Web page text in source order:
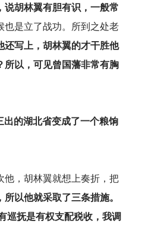
说胡林翼有胆有识，一般常
也是立了战功。所到之处老
还写上，胡林翼的才干胜他
所以，可见曾国藩非常有胸
的湖北省变成了一个粮饷
他，胡林翼就想上奏折，把
以他就采取了三条措施。
巡抚是有权支配税收，我调